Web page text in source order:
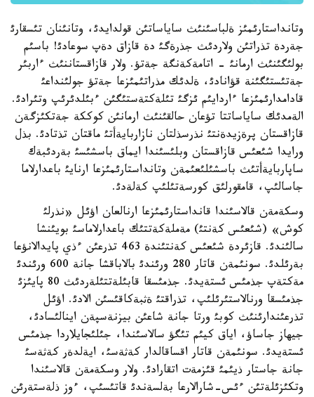
وتانداستارئمئز ةلباسئنئث ساياساتئن قولدايدئ، وتانئنان تئسقارئ
جةردة تذراتئن ولاردئث جذرةگئ دة قازاق دةپ سوعادئ! باسئم
بولئگئنئث ارمانئ - اتامةكةنگة جةتؤ. ولار قازاقستاننئث ءاربئر
جةتئستئگئنة قؤانادئ، ةلدئك مذراتئمئزعا جةتؤ جولئنداعئ
قادامدارئمئزعا ءاردايئم ئزگئ تئلةكتةستئگئن ءبئلدئرئپ وتئرادئ.
الةمدئك ساياساتتا تؤعان حالقئنئث ارمانئن كوككة جةتكئزگةن
قازاقستان پرةزيدةنتئ نذرسذلتان نازاربايةأتئ ماقتان تذتادئ. بذل
ورايدا شئعئس قازاقستان وبلئسئندا ايماق باسشئسئ بةردئبةك
ساپاربايةأتئث باسشئلئعئمةن وتانداستارئمئزعا ارنايئ باعدارلاما
جاسالئپ، قامقورلئق كورسةتئلئپ كةلةدئ.
وسكةمةن قالاسئندا قانداستارئمئزعا ارنالعان اؤئل «نذرلئ
كوش» (شئعئس كةنتئ) مةملةكةتتئك باعدارلاماسئ بويئنشا
سالئندئ. قازئردة شئعئس كةنتئندة 463 تذرعئن ءذي پايدالانؤعا
بةرئلدئ. سونئمةن قاتار 280 ورئندئ بالاباقشا جانة 600 ورئندئ
مةكتةپ جذمئس ئستةيدئ. جذمئسقا قابئلةتتئلةردئث 80 پايئزئ
جذمئسقا ورنالاستئرئلئپ، تذراقتئ ةثبةكاقئسئن الادئ. اؤئل
تذرعئندارئنئث كوبئ ورتا جانة شاعئن بيزنةسپةن اينالئسادئ،
جيهاز جاساؤ، اياق كيئم تئگؤ سالاسئندا، جئلئجايلاردا جذمئس
ئستةيدئ. سونئمةن قاتار اقساقالدار كةثةسئ، ايةلدةر كةثةسئ
جانة جاستار ذيئمئ قئزمةت اتقارادئ. ولار وسكةمةن قالاسئندا
وتكئزئلةتئن ءئس-شارالارعا بةلسةندئ قاتئسئپ، ءوز ذلةستةرئن